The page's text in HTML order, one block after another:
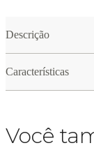
Descrição
Características
Você